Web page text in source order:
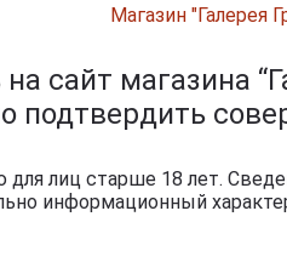
Магазин "Галерея
сайт магазина
подтвердить
лиц старше 18 лет.
информационный